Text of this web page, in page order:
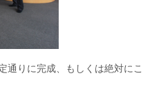
通りに完成、もしくは絶対にこ